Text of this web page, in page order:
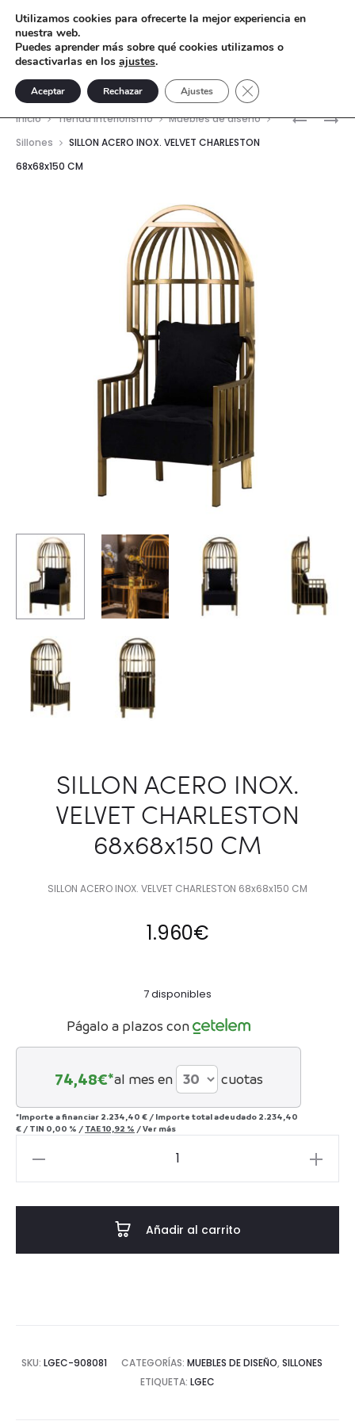
SILLON
SILLON
Inicio Tienda interiorismo
Muebles de diseño
Sillones
SILLON ACERO INOX. VELVET CHARLESTON
68x68x150 CM
SILLON ACERO INOX.
VELVET CHARLESTON
68x68x150 CM
SILLON ACERO INOX. VELVET CHARLESTON 68x68x150 CM
1.960€
7 disponibles
Págalo a plazos con
74,48€*al mes en cuotas
*Importe a financiar 2.234,40 € / Importe total adeudado 2.234,40
€ / TIN 0,00 % / TAE10,92 % /Ver más
Añadir al carrito
SKU: LGEC-908081 CATEGORÍAS: MUEBLES DE DISEÑO, SILLONES
ETIQUETA: LGEC
Utilizamos cookies para ofrecerte la mejor experiencia en
nuestra web.
Puedes aprender más sobre qué cookies utilizamos o
desactivarlas en los ajustes.
Aceptar Rechazar Ajustes Cerrar el banner de